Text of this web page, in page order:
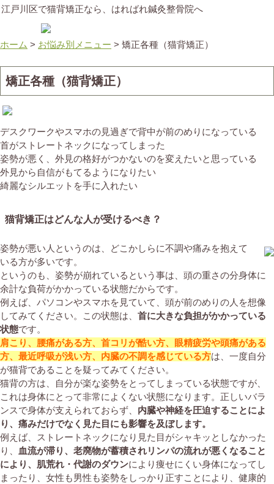
江戸川区で猫背矯正なら、はればれ鍼灸整骨院へ
ホーム > お悩み別メニュー > 矯正各種（猫背矯正）
矯正各種（猫背矯正）
デスクワークやスマホの見過ぎで背中が前のめりになっている
首がストレートネックになってしまった
姿勢が悪く、外見の格好がつかないのを変えたいと思っている
外見から自信がもてるようになりたい
綺麗なシルエットを手に入れたい
猫背矯正はどんな人が受けるべき？
姿勢が悪い人というのは、どこかしらに不調や痛みを抱えて
いる方が多いです。
というのも、姿勢が崩れているという事は、頭の重さの分身体に
余計な負荷がかかっている状態だからです。
例えば、パソコンやスマホを見ていて、頭が前のめりの人を想像
してみてください。この状態は、 首に大きな負担がかかっている
状態です。
肩こり、腰痛がある方、首コリが酷い方、眼精疲労や頭痛がある
方、最近呼吸が浅い方、内臓の不調を感じている方は、一度自分
が猫背であることを疑ってみてください。
猫背の方は、自分が楽な姿勢をとってしまっている状態ですが、
これは身体にとって非常によくない状態になります。正しいバラ
ンスで身体が支えられておらず、 内臓や神経を圧迫することによ
り、痛みだけでなく見た目にも影響を及ぼします。
例えば、ストレートネックになり見た目がシャキッとしなかった
り、
血流が滞り、老廃物が蓄積されリンパの流れが悪くなること
により、肌荒れ・代謝のダウンにより痩せにくい身体になってし
まったり、女性も男性も姿勢をしっかり正すことにより、健康的